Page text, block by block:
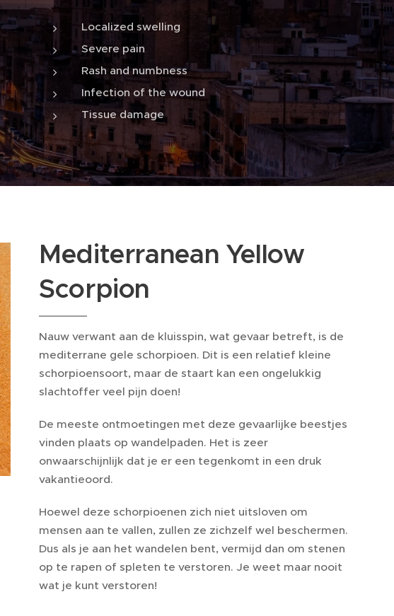
Localized swelling
Severe pain
Rash and numbness
Infection of the wound
Tissue damage
Mediterranean Yellow
Scorpion
Nauw verwant aan de kluisspin, wat gevaar betreft, is de
mediterrane gele schorpioen. Dit is een relatief kleine
schorpioensoort, maar de staart kan een ongelukkig
slachtoffer veel pijn doen!
De meeste ontmoetingen met deze gevaarlijke beestjes
vinden plaats op wandelpaden. Het is zeer
onwaarschijnlijk dat je er een tegenkomt in een druk
vakantieoord.
Hoewel deze schorpioenen zich niet uitsloven om
mensen aan te vallen, zullen ze zichzelf wel beschermen.
Dus als je aan het wandelen bent, vermijd dan om stenen
op te rapen of spleten te verstoren. Je weet maar nooit
wat je kunt verstoren!